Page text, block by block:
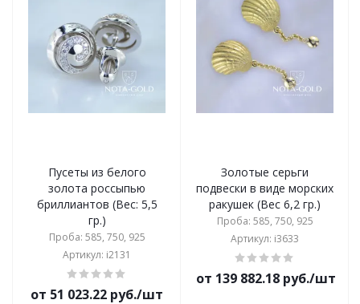
Пусеты из белого
золота россыпью
бриллиантов (Вес: 5,5
гр.)
Проба: 585, 750, 925
Артикул: i2131
от 51 023.22 руб./шт
Золотые серьги
подвески в виде морских
ракушек (Вес 6,2 гр.)
Проба: 585, 750, 925
Артикул: i3633
от 139 882.18 руб./шт